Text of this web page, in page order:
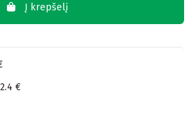
Į krepšelį
€